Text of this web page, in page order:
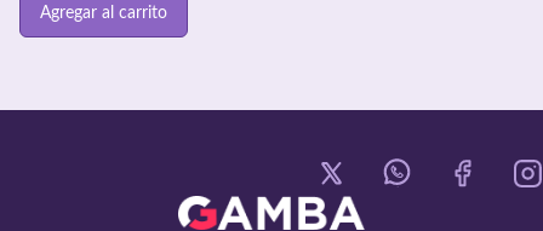
Agregar al carrito